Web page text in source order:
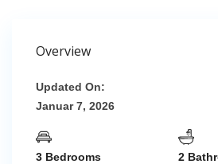
Overview
Updated On:
Januar 7, 2026
3 Bedrooms 2